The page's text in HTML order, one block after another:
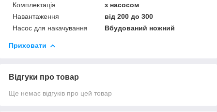
Комплектація
з насосом
Навантаження
від 200 до 300
Насос для накачування
Вбудований ножний
Приховати
Відгуки про товар
Ще немає відгуків про цей товар